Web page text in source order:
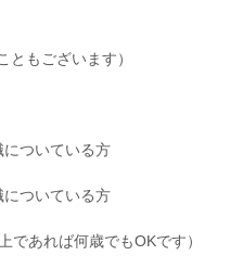
ともございます）
ついている方
ついている方
であれば何歳でもOKです）